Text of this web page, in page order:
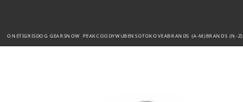
ONETIGRISDOG GEARSNOW PEAKCOODYWUBENSOTOKOVEABRANDS (A-M)BRANDS (N-Z)